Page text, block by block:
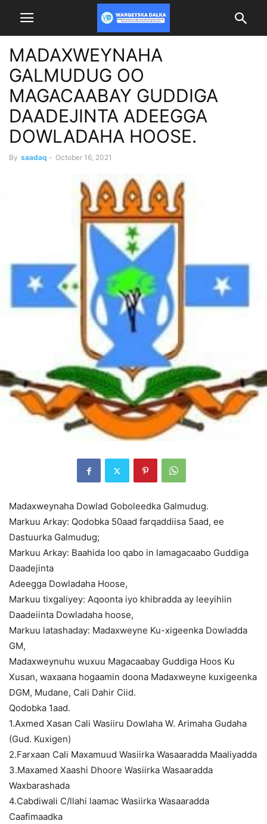
MADAXWEYNAHA
GALMUDUG OO
MAGACAABAY GUDDIGA
DAADEJINTA ADEEGGA
DOWLADAHA HOOSE.
By saadaq - October 16, 2021
Madaxweynaha Dowlad Goboleedka Galmudug.
Markuu Arkay: Qodobka 50aad farqaddiisa 5aad, ee
Dastuurka Galmudug;
Markuu Arkay: Baahida loo qabo in lamagacaabo Guddiga
Daadejinta
Adeegga Dowladaha Hoose,
Markuu tixgaliyey: Aqoonta iyo khibradda ay leeyihiin
Daadeiinta Dowladaha hoose,
Markuu latashaday: Madaxweyne Ku-xigeenka Dowladda
GM,
Madaxweynuhu wuxuu Magacaabay Guddiga Hoos Ku
Xusan, waxaana hogaamin doona Madaxweyne kuxigeenka
DGM, Mudane, Cali Dahir Ciid.
Qodobka 1aad.
1.Axmed Xasan Cali Wasiiru Dowlaha W. Arimaha Gudaha
(Gud. Kuxigen)
2.Farxaan Cali Maxamuud Wasiirka Wasaaradda Maaliyadda
3.Maxamed Xaashi Dhoore Wasiirka Wasaaradda
Waxbarashada
4.Cabdiwali C/llahi laamac Wasiirka Wasaaradda
Caafimaadka